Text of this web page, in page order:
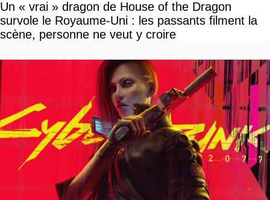
Un « vrai » dragon de House of the Dragon
survole le Royaume-Uni : les passants filment la
scène, personne ne veut y croire